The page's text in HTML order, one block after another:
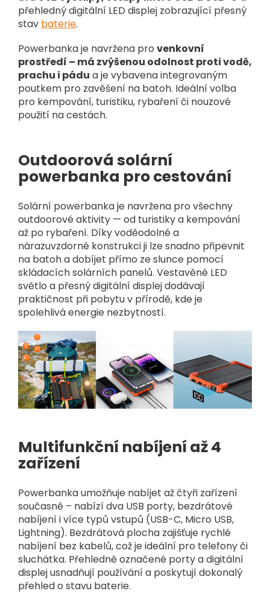
přehledný digitální LED displej zobrazující přesný
stav baterie.
Powerbanka je navržena pro venkovní
prostředí – má zvýšenou odolnost proti vodě,
prachu i pádu a je vybavena integrovaným
poutkem pro zavěšení na batoh. Ideální volba
pro kempování, turistiku, rybaření či nouzové
použití na cestách.
Outdoorová solární
powerbanka pro cestování
Solární powerbanka je navržena pro všechny
outdoorové aktivity — od turistiky a kempování
až po rybaření. Díky voděodolné a
nárazuvzdorné konstrukci ji lze snadno připevnit
na batoh a dobíjet přímo ze slunce pomocí
skládacích solárních panelů. Vestavěné LED
světlo a přesný digitální displej dodávají
praktičnost při pobytu v přírodě, kde je
spolehlivá energie nezbytností.
Multifunkční nabíjení až 4
zařízení
Powerbanka umožňuje nabíjet až čtyři zařízení
současně – nabízí dva USB porty, bezdrátové
nabíjení i více typů vstupů (USB-C, Micro USB,
Lightning). Bezdrátová plocha zajišťuje rychlé
nabíjení bez kabelů, což je ideální pro telefony či
sluchátka. Přehledně označené porty a digitální
displej usnadňují používání a poskytují dokonalý
přehled o stavu baterie.